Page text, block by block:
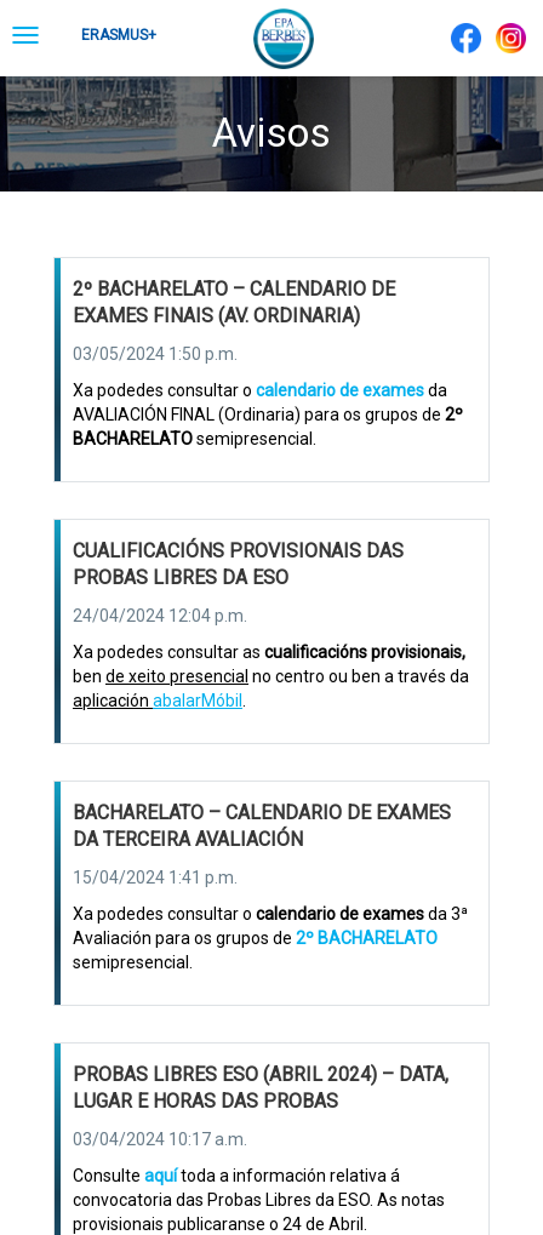
to ToggleERASMUS+
Avisos
2º BACHARELATO – CALENDARIO DE
EXAMES FINAIS (AV. ORDINARIA)
03/05/2024 1:50 p.m.
Xa podedes consultar o calendario de examesda
AVALIACIÓN FINAL (Ordinaria) para os grupos de 2º
BACHARELATOsemipresencial.
CUALIFICACIÓNS PROVISIONAIS DAS
PROBAS LIBRES DA ESO
24/04/2024 12:04 p.m.
Xa podedes consultar as cualificacións provisionais,
ben de xeito presencial no centro ou ben a través da
aplicación abalarMóbil
BACHARELATO – CALENDARIO DE EXAMES
DA TERCEIRA AVALIACIÓN
15/04/2024 1:41 p.m.
Xa podedes consultar o calendario de examesda 3ª
Avaliación para os grupos de 2º BACHARELATO
semipresencial.
PROBAS LIBRES ESO (ABRIL 2024) – DATA,
LUGAR E HORAS DAS PROBAS
03/04/2024 10:17 a.m.
Consulte aquítoda a información relativa á
convocatoria das Probas Libres da ESO. As notas
provisionais publicaranse o 24 de Abril.